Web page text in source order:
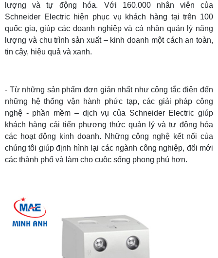
lượng và tự động hóa. Với 160.000 nhân viên của
Schneider Electric hiện phục vụ khách hàng tại trên 100
quốc gia, giúp các doanh nghiệp và cá nhân quản lý năng
lượng và chu trình sản xuất – kinh doanh một cách an toàn,
tin cậy, hiệu quả và xanh.
- Từ những sản phẩm đơn giản nhất như công tắc điện đến
những hệ thống vận hành phức tạp, các giải pháp công
nghệ - phần mềm – dịch vụ của Schneider Electric giúp
khách hàng cải tiến phương thức quản lý và tự động hóa
các hoạt động kinh doanh. Những công nghệ kết nối của
chúng tôi giúp định hình lại các ngành công nghiệp, đổi mới
các thành phố và làm cho cuộc sống phong phú hơn.